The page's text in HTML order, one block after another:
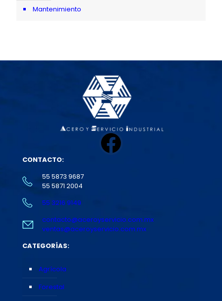
Mantenimiento
Facebook
CONTACTO:
55 5873 9687
55 5871 2004
55 3216 9149
contacto@aceroyservicio.com.mx
ventas@aceroyservicio.com.mx
CATEGORÍAS:
Agrícola
Forestal